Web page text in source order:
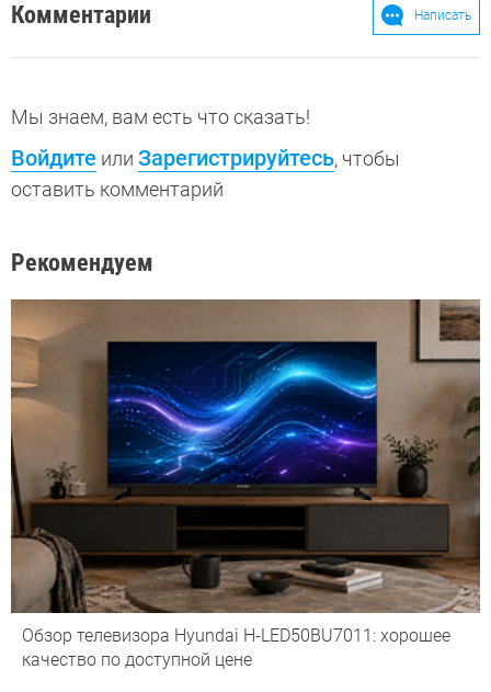
Комментарии Написать
Мы знаем, вам есть что сказать!
Войдите или Зарегистрируйтесь, чтобы
оставить комментарий
Рекомендуем
Обзор телевизора Hyundai H-LED50BU7011: хорошее
качество по доступной цене